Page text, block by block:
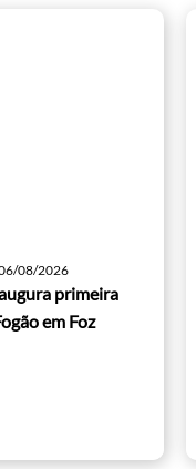
08/2026
primeira
em Foz